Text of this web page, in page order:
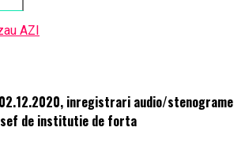
02.12.2020, inregistrari audio/stenograme
sef de institutie de forta